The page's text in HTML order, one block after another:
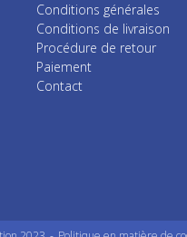
Conditions générales
Conditions de livraison
Procédure de retour
Paiement
Contact